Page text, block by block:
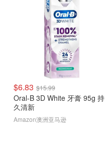
$6.83 $15.99
Oral-B 3D White 牙膏 95g 持
久清新
Amazon澳洲亚马逊